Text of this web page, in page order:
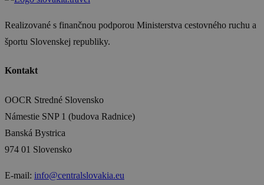
Realizované s finančnou podporou Ministerstva cestovného ruchu a
športu Slovenskej republiky.
Kontakt
OOCR Stredné Slovensko
Námestie SNP 1 (budova Radnice)
Banská Bystrica
974 01 Slovensko
E-mail: info@centralslovakia.eu